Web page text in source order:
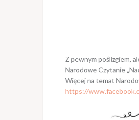
Z pewnym poślizgiem,
Narodowe Czytanie
Więcej na temat
https://